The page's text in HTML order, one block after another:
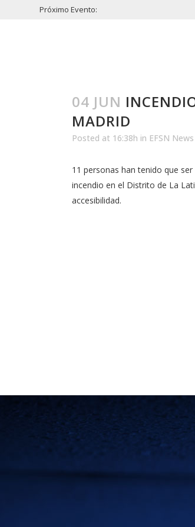
Próximo Evento:
04 JUN
MADRID
Posted at 16:38h in EFSN News
11 personas han tenido que
incendio en el Distrito de La
accesibilidad.